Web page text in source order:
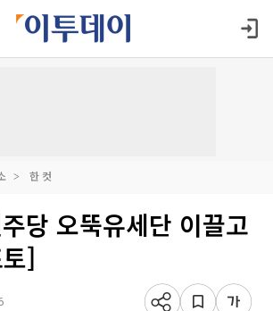
한 컷
당 오뚝유세단 이끌고
]